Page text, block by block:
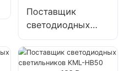
и больших
Поставщик
светодиодных
светильников
KML-HB40
мощностью 100